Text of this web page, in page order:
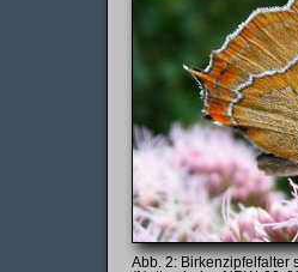
Birkenzipfelfalter